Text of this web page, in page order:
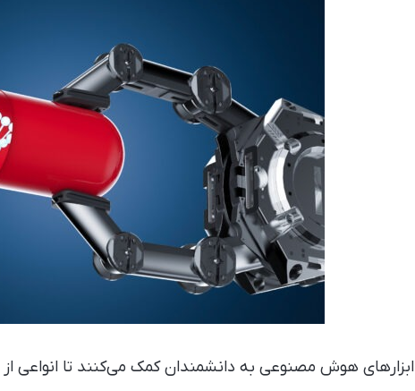
ابزارهای هوش مصنوعی به دانشمندان کمک می‌کنند تا انواعی